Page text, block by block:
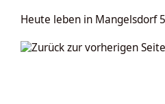
Heute leben in Mangelsdorf